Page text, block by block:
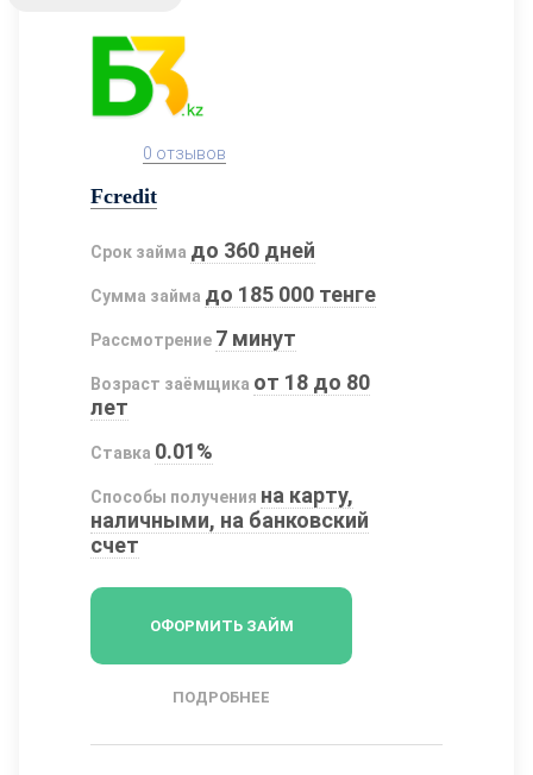
0 отзывов
Fcredit
Срок займа до 360 дней
Сумма займа до 185 000 тенге
Рассмотрение 7 минут
Возраст заёмщика от 18 до 80
лет
Ставка 0.01%
Способы получения на карту,
наличными, на банковский
счет
ОФОРМИТЬ ЗАЙМ
ПОДРОБНЕЕ